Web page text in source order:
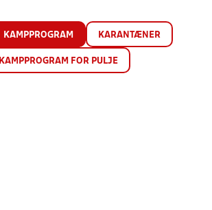
KAMPPROGRAM KARANTÆNER
KAMPPROGRAM FOR PULJE